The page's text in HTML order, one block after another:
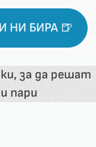
НИ БИРА 🍺